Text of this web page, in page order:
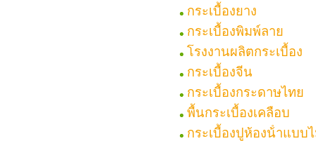
กระเบื้องยาง
กระเบื้องพิมพ์ลาย
โรงงานผลิตกระเบื้อง
กระเบื้องจีน
กระเบื้องกระดาษไทย
พื้นกระเบื้องเคลือบ
กระเบื้องปูห้องน้ําแบบ